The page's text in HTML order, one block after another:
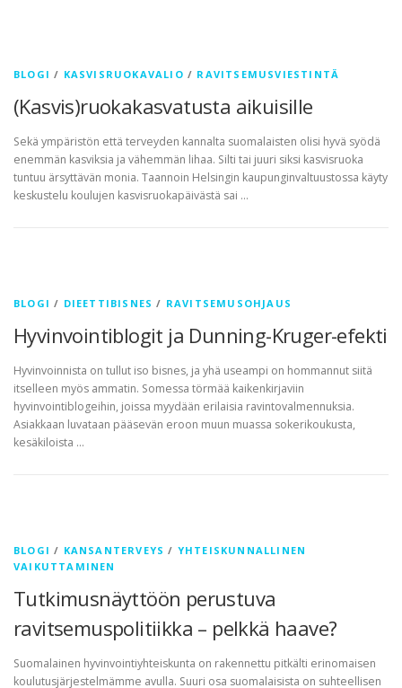
BLOGI / KASVISRUOKAVALIO / RAVITSEMUSVIESTINTÄ
(Kasvis)ruokakasvatusta aikuisille
Sekä ympäristön että terveyden kannalta suomalaisten olisi hyvä syödä
enemmän kasviksia ja vähemmän lihaa. Silti tai juuri siksi kasvisruoka
tuntuu ärsyttävän monia. Taannoin Helsingin kaupunginvaltuustossa käyty
keskustelu koulujen kasvisruokapäivästä sai …
BLOGI / DIEETTIBISNES / RAVITSEMUSOHJAUS
Hyvinvointiblogit ja Dunning-Kruger-efekti
Hyvinvoinnista on tullut iso bisnes, ja yhä useampi on hommannut siitä
itselleen myös ammatin. Somessa törmää kaikenkirjaviin
hyvinvointiblogeihin, joissa myydään erilaisia ravintovalmennuksia.
Asiakkaan luvataan pääsevän eroon muun muassa sokerikoukusta,
kesäkiloista …
BLOGI / KANSANTERVEYS / YHTEISKUNNALLINEN
VAIKUTTAMINEN
Tutkimusnäyttöön perustuva
ravitsemuspolitiikka – pelkkä haave?
Suomalainen hyvinvointiyhteiskunta on rakennettu pitkälti erinomaisen
koulutusjärjestelmämme avulla. Suuri osa suomalaisista on suhteellisen